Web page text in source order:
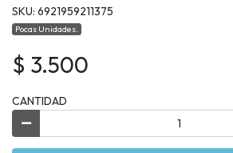
SKU: 6921959211375
Pocas Unidades.
$ 3.500
CANTIDAD